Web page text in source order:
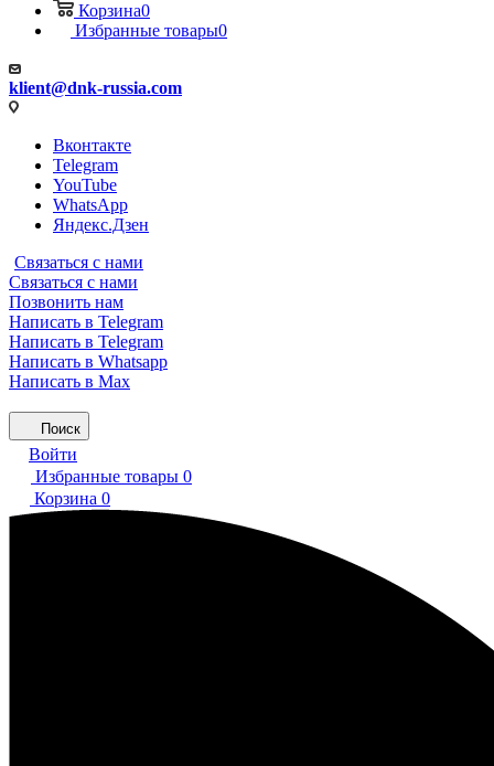
Корзина0
Избранные товары0
klient@dnk-russia.com
Вконтакте
Telegram
YouTube
WhatsApp
Яндекс.Дзен
Связаться с нами
Связаться с нами
Позвонить нам
Написать в Telegram
Написать в Telegram
Написать в Whatsapp
Написать в Max
Поиск
Войти
Избранные товары 0
Корзина 0